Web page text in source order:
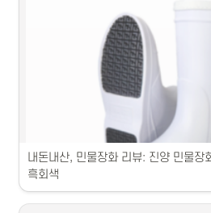
1. 케미스트리 TOP5! 피부 진정에 좋은 제
BEST! 촉촉한 수분크림입니다.3. 케미스
제품입니다.4. 케미스트리 인기 모음! 향
스트리 필수템! 탄력 효과가 높은 세럼입니
내돈내산, 민물장화 리뷰: 진양 민물장
흑회색